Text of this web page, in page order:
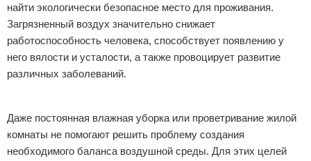
Коммунальные услуги
Сантехника
Безопасность
Разное
найти экологически безопасное место для проживания.
Загрязненный воздух значительно снижает
работоспособность человека, способствует появлению у
него вялости и усталости, а также провоцирует развитие
различных заболеваний.
Даже постоянная влажная уборка или проветривание жилой
комнаты не помогают решить проблему создания
необходимого баланса воздушной среды. Для этих целей